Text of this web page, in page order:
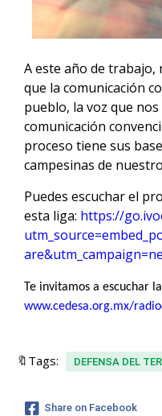
A este año de
que la comunicación
pueblo, la voz que
comunicación
proceso tiene sus
campesinas de
Puedes escuchar el
esta liga: https://
Te invitamos a escuchar
www.cedesa.org.mx/
🔖Tags: DEFENSA DEL
Share on Facebook